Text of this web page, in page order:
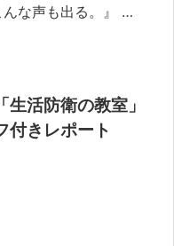
んな声も出る。』 …
活防衛の教室」
付きレポート